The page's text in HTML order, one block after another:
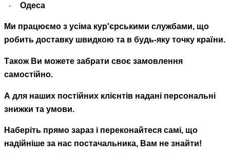
· Одеса
Ми працюємо з усіма кур'єрськими службами, що
робить доставку швидкою та в будь-яку точку країни.
Також Ви можете забрати своє замовлення
самостійно.
А для наших постійних клієнтів надані персональні
знижки та умови.
Наберіть прямо зараз і переконайтеся самі, що
надійніше за нас постачальника, Вам не знайти!